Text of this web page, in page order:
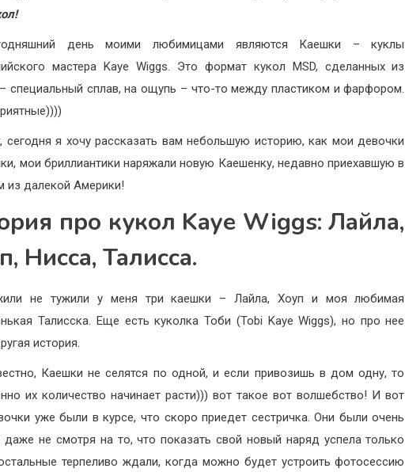
день моими любимицами являются Каешки – куклы
мастера Kaye Wiggs. Это формат кукол MSD, сделанных из
специальный сплав, на ощупь – что-то между пластиком и фарфором.
сегодня я хочу рассказать вам небольшую историю, как мои девочки
мои бриллиантики наряжали новую Каешенку, недавно приехавшую в
из далекой Америки!
про кукол Kaye Wiggs: Лайла,
Нисса, Талисса.
не тужили у меня три каешки – Лайла, Хоуп и моя любимая
Талисска. Еще есть куколка Тоби (Tobi Kaye Wiggs), но про нее
история.
Каешки не селятся по одной, и если привозишь в дом одну, то
их количество начинает расти))) вот такое вот волшебство! И вот
уже были в курсе, что скоро приедет сестричка. Они были очень
не смотря на то, что показать свой новый наряд успела только
терпеливо ждали, когда можно будет устроить фотосессию